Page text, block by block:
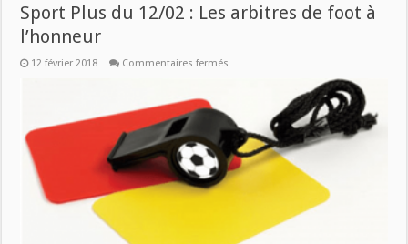
Sport Plus du 12/02 : Les arbitres de foot à
l’honneur
12 février 2018 Commentaires fermés
:
Les
arbitres
de
foot
à